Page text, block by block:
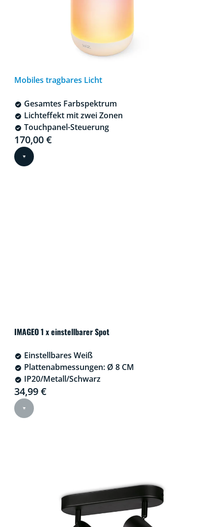
Mobiles tragbares Licht
Gesamtes Farbspektrum
Lichteffekt mit zwei Zonen
Touchpanel-Steuerung
Current price is 170,00 €
170,00 €
IMAGEO 1 x einstellbarer Spot
Einstellbares Weiß
Plattenabmessungen: Ø 8 CM
IP20/Metall/Schwarz
Current price is 34,99 €
34,99 €